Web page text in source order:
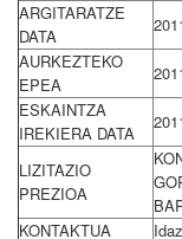
ARGITARATZE
DATA
AURKEZTEKO
EPEA
ESKAINTZA
IREKIERA DATA
LIZITAZIO
PREZIOA
KONTAKTUA